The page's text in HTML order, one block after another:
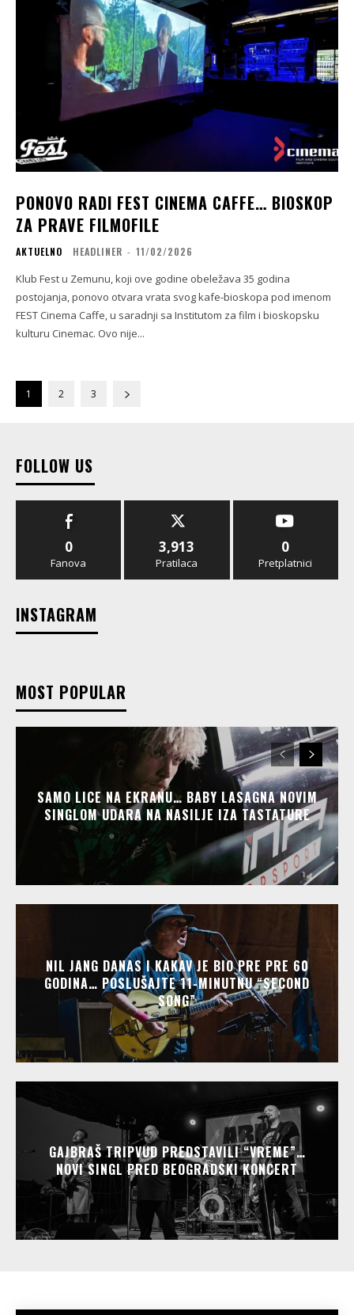
PONOVO RADI FEST CINEMA CAFFE… BIOSKOP
ZA PRAVE FILMOFILE
AKTUELNO HEADLINER - 11/02/2026
Klub Fest u Zemunu, koji ove godine obeležava 35 godina
postojanja, ponovo otvara vrata svog kafe-bioskopa pod imenom
FEST Cinema Caffe, u saradnji sa Institutom za film i bioskopsku
kulturu Cinemac. Ovo nije...
1 2 3
FOLLOW US
0
Fanova
3,913
Pratilaca
0
Pretplatnici
INSTAGRAM
MOST POPULAR
SAMO LICE NA EKRANU… BABY LASAGNA NOVIM
SINGLOM UDARA NA NASILJE IZA TASTATURE
NIL JANG DANAS I KAKAV JE BIO PRE PRE 60
GODINA… POSLUŠAJTE 11-MINUTNU “SECOND
SONG”
GAJBRAŠ TRIPVUD PREDSTAVILI “VREME”…
NOVI SINGL PRED BEOGRADSKI KONCERT